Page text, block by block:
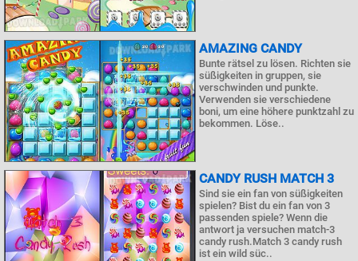
AMAZING CANDY
Bunte rätsel zu lösen. Richten sie
süßigkeiten in gruppen, sie
verschwinden und punkte.
Verwenden sie verschiedene
boni, um eine höhere punktzahl zu
bekommen. Löse..
CANDY RUSH MATCH 3
Sind sie ein fan von süßigkeiten
spielen? Bist du ein fan von 3
passenden spiele? Wenn die
antwort ja versuchen match-3
candy rush.Match 3 candy rush
ist ein wild süc..